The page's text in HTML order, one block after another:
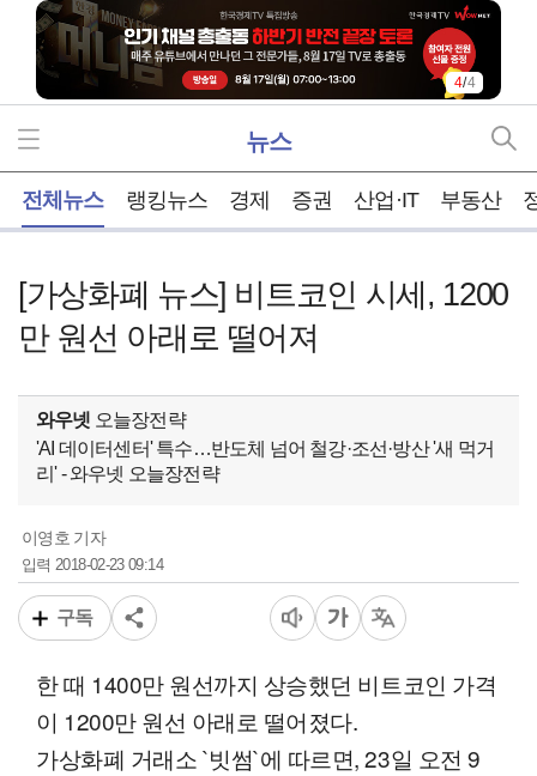
4/4
뉴스
전체뉴스 랭킹뉴스 경제 증권 산업·IT 부동산
[가상화폐 뉴스] 비트코인 시세, 1200
만 원선 아래로 떨어져
와우넷 오늘장전략
'AI 데이터센터' 특수…반도체 넘어 철강·조선·방산 '새 먹거
리' - 와우넷 오늘장전략
이영호 기자
입력2018-02-23 09:14
구독
한 때 1400만 원선까지 상승했던 비트코인 가격
이 1200만 원선 아래로 떨어졌다.
가상화폐 거래소 `빗썸`에 따르면, 23일 오전 9